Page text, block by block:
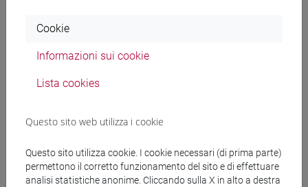
RAPETTI Anna Maria
Corsi di studio e percorsi
Cookie
Informazioni sui cookie
Lista cookies
Questo sito web utilizza i cookie
Questo sito utilizza cookie. I cookie necessari (di prima parte)
permettono il corretto funzionamento del sito e di effettuare
analisi statistiche anonime. Cliccando sulla X in alto a destra